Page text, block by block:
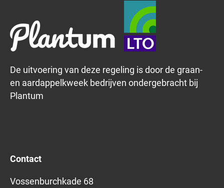
De uitvoering van deze regeling is door de graan-
en aardappelkweek bedrijven ondergebracht bij
Plantum
Contact
Vossenburchkade 68